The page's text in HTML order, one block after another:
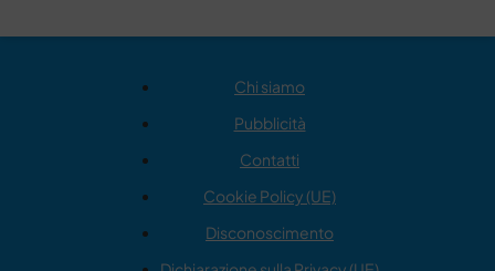
Chi siamo
Pubblicità
Contatti
Cookie Policy (UE)
Disconoscimento